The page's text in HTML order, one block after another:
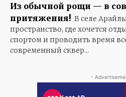
Из обычной рощи — в
притяжения! В селе
пространство, где хочется
спортом и проводить время
современный сквер...
-